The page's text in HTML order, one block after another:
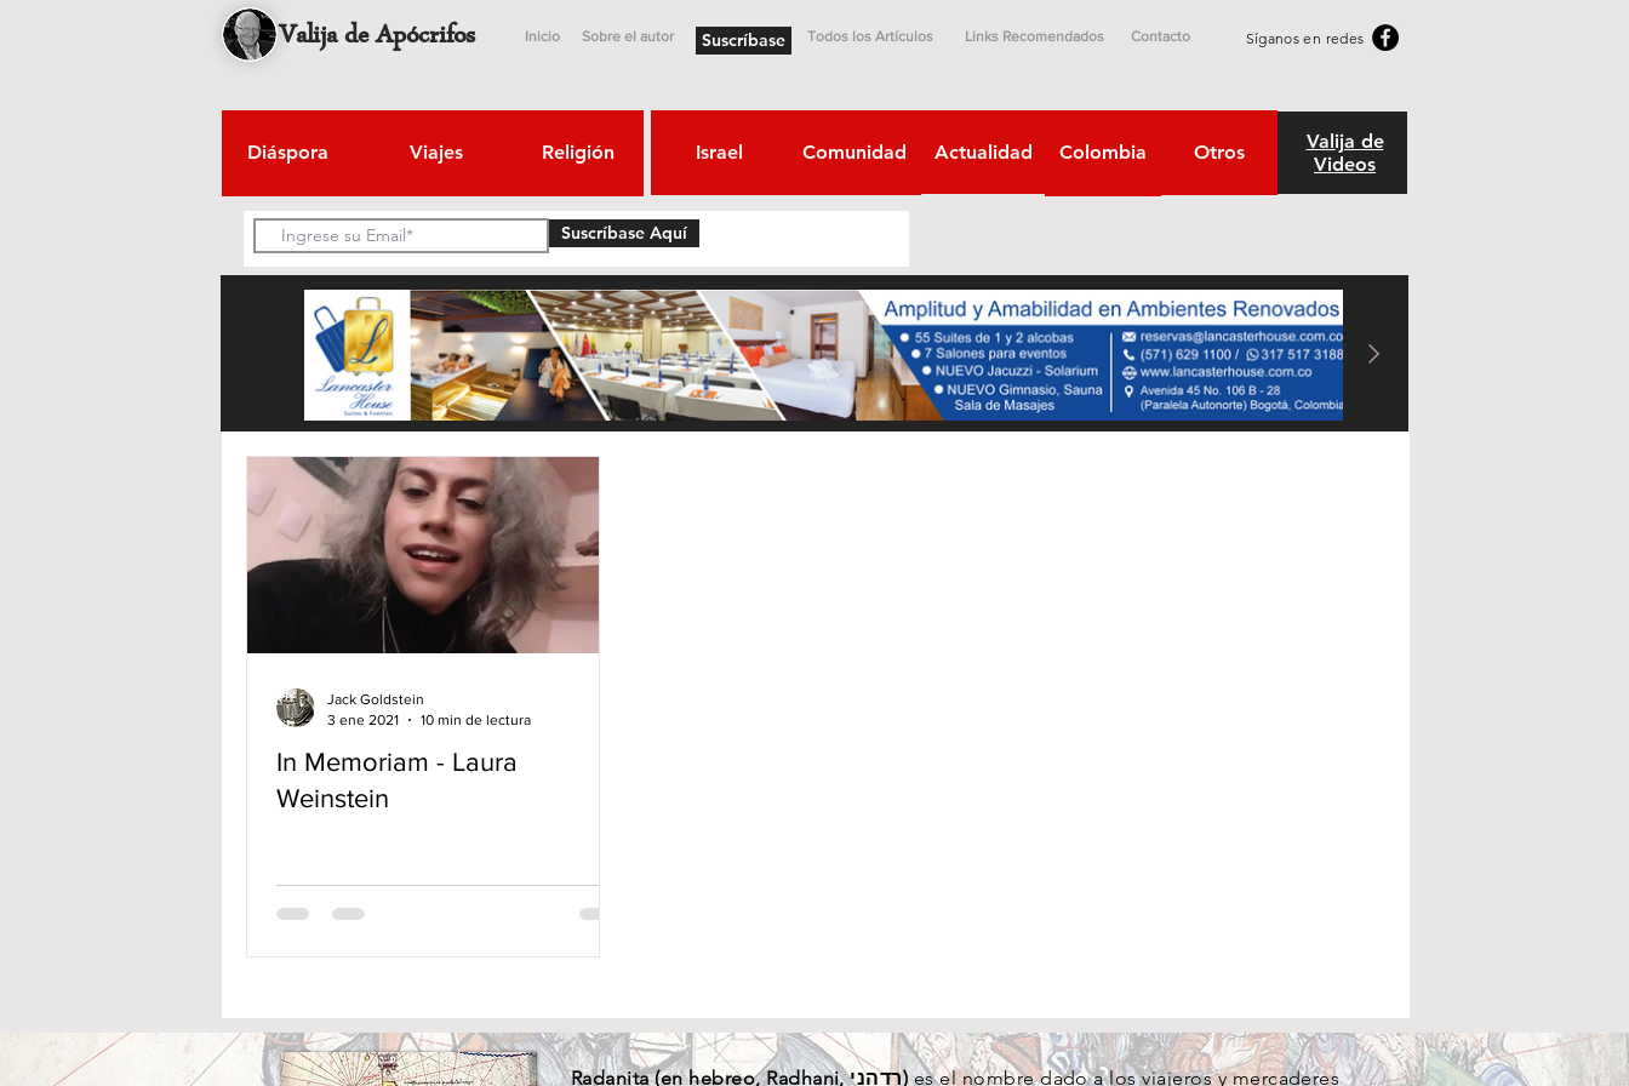
Valija de Apócrifos Inicio Sobre el autor Suscríbase Todos los Artículos Links Recomendados Contacto Síganos en redes
Diáspora Viajes Religión Israel Comunidad Actualidad Colombia Otros
Valija de
Videos
Suscríbase Aquí
In Memoriam - Laura
Weinstein
Jack Goldstein
3 ene 2021
10 min de lectura
Radanita (enhebreo , Radhani, רדהני)es el nombre dado a los viajeros y mercaderes